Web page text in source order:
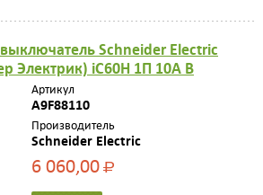
Schneider Electric
Электрик) iC60H 1П 10A B
Артикул
A9F88110
Производитель
Schneider Electric
6 060,00Р